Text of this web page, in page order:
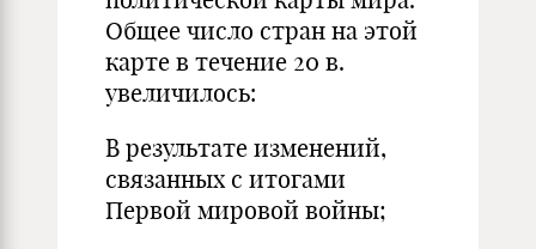
Общее число стран на этой
карте в течение 20 в.
увеличилось:
В результате изменений,
связанных с итогами
Первой мировой войны;